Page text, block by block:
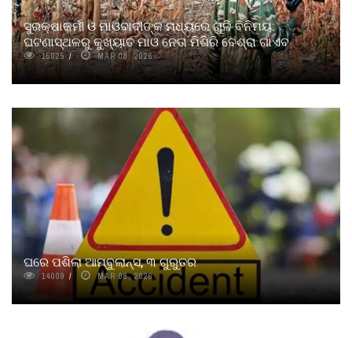
ସୁରକ୍ଷାକର୍ମୀ ଓ ମାଓବାଦୀଙ୍କ ମଧ୍ୟରେ ଗୁଳି ବିନିମୟ:
ଘଟଣାସ୍ଥଳରୁ କୁଖ୍ୟାତ ମାଓ ନେତା ମିଶିରି ବେଶ୍ରା ଗାଏବ
15025 MAR 08, 2026
ଘରେ ପଶିଲା ଆମ୍ବୁଲାନ୍ସ, ୩ ଗୁରୁତର
14009 MAR 08, 2026